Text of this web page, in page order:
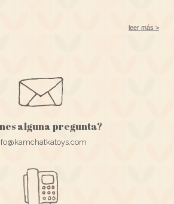
leer más >
alguna pregunta?